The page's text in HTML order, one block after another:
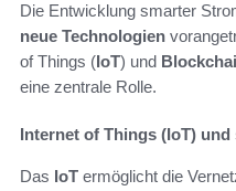
Die Entwicklung smarter
neue Technologien
of Things (IoT) und
eine zentrale Rolle.
Internet of Things (IoT) und
Das IoT ermöglicht die